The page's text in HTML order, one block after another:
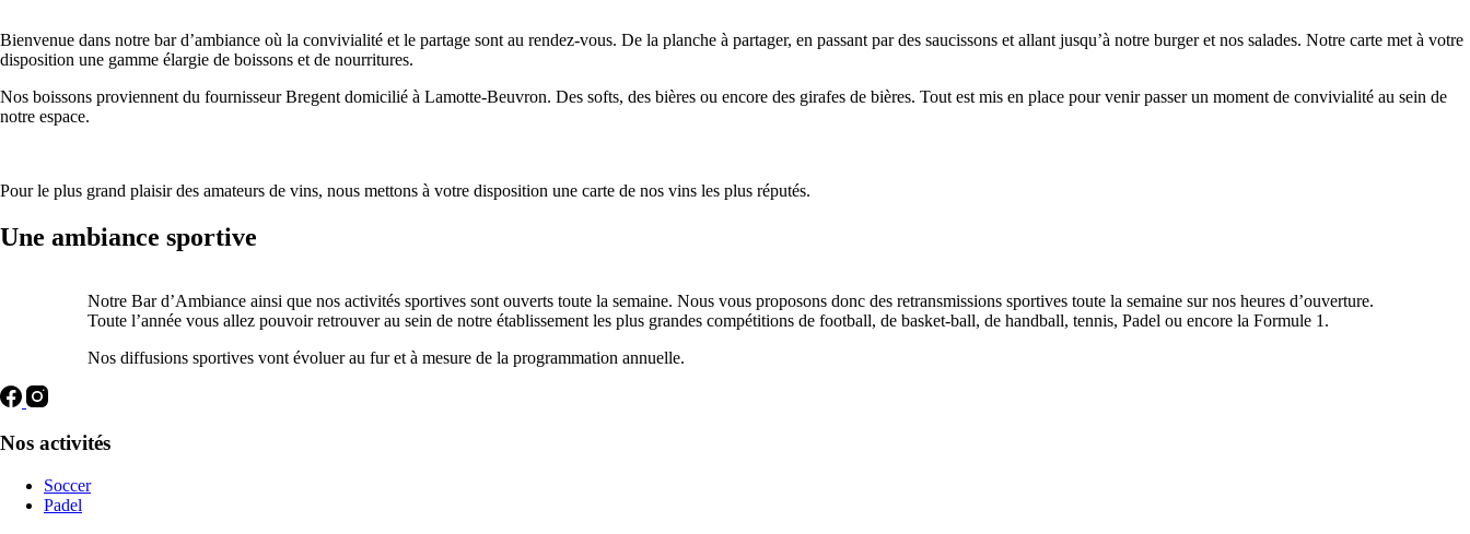
Bienvenue dans notre bar d’ambiance où la convivialité et le partage sont au rendez-vous. De la planche à partager, en passant par des saucissons et allant jusqu’à notre burger et nos salades. Notre carte met à votre
disposition une gamme élargie de boissons et de nourritures.
Nos boissons proviennent du fournisseur Bregent domicilié à Lamotte-Beuvron. Des softs, des bières ou encore des girafes de bières. Tout est mis en place pour venir passer un moment de convivialité au sein de
notre espace.
Pour le plus grand plaisir des amateurs de vins, nous mettons à votre disposition une carte de nos vins les plus réputés.
Une ambiance sportive
Notre Bar d’Ambiance ainsi que nos activités sportives sont ouverts toute la semaine. Nous vous proposons donc des retransmissions sportives toute la semaine sur nos heures d’ouverture.
Toute l’année vous allez pouvoir retrouver au sein de notre établissement les plus grandes compétitions de football, de basket-ball, de handball, tennis, Padel ou encore la Formule 1.
Nos diffusions sportives vont évoluer au fur et à mesure de la programmation annuelle.
Nos activités
Soccer
Padel